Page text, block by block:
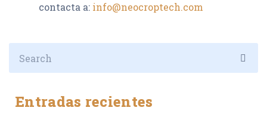
contacta a: info@neocroptech.com
Entradas recientes